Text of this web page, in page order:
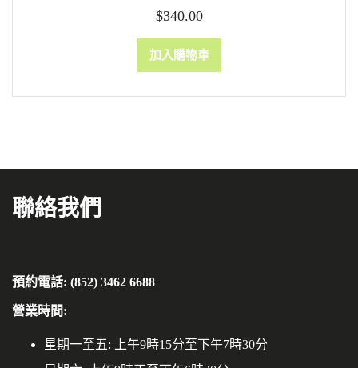
$340.00
加入購物車
聯絡我們
預約電話: (852) 3462 6688
營業時間:
星期一至五: 上午9時15分至下午7時30分